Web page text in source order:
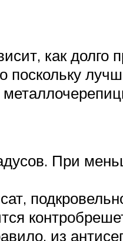
как долго
При
из